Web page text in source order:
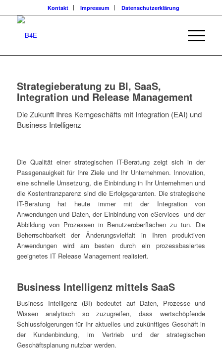
Kontakt Impressum Datenschutzerklärung
Strategieberatung zu BI, SaaS,
Integration und Release Management
Die Zukunft Ihres Kerngeschäfts mit Integration (EAI) und
Business Intelligenz
Die Qualität einer strategischen IT-Beratung zeigt sich in der
Passgenauigkeit für Ihre Ziele und Ihr Unternehmen. Innovation,
eine schnelle Umsetzung, die Einbindung in Ihr Unternehmen und
die Kostentranzparenz sind die Erfolgsgaranten. Die strategische
IT-Beratung hat heute immer mit der Integration von
Anwendungen und Daten, der Einbindung von eServices und der
Abbildung von Prozessen in Benutzeroberflächen zu tun. Die
Beherrschbarkeit der Änderungsvielfalt in Ihren produktiven
Anwendungen wird am besten durch ein prozessbasiertes
geeignetes IT Release Management realisiert.
Business Intelligenz mittels SaaS
Business Intelligenz (BI) bedeutet auf Daten, Prozesse und
Wissen analytisch so zuzugreifen, dass wertschöpfende
Schlussfolgerungen für Ihr aktuelles und zukünftiges Geschäft in
der Kundenbindung, im Vertrieb und der strategischen
Geschäftsplanung nutzbar werden.